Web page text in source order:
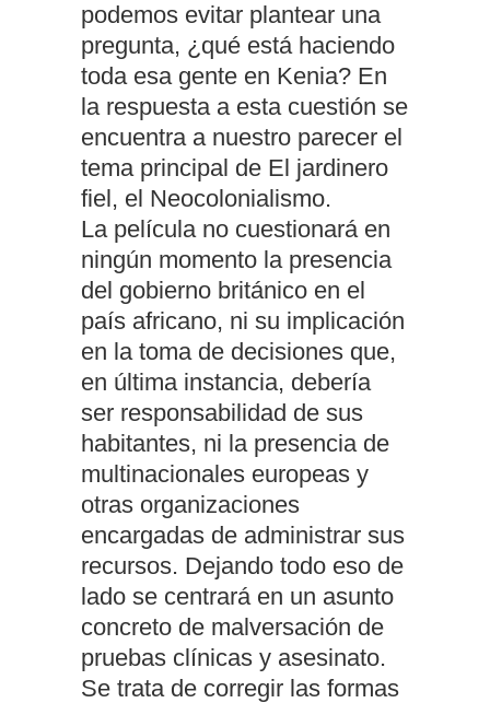
podemos evitar plantear una
pregunta, ¿qué está haciendo
toda esa gente en Kenia? En
la respuesta a esta cuestión se
encuentra a nuestro parecer el
tema principal de El jardinero
fiel, el Neocolonialismo.
La película no cuestionará en
ningún momento la presencia
del gobierno británico en el
país africano, ni su implicación
en la toma de decisiones que,
en última instancia, debería
ser responsabilidad de sus
habitantes, ni la presencia de
multinacionales europeas y
otras organizaciones
encargadas de administrar sus
recursos. Dejando todo eso de
lado se centrará en un asunto
concreto de malversación de
pruebas clínicas y asesinato.
Se trata de corregir las formas